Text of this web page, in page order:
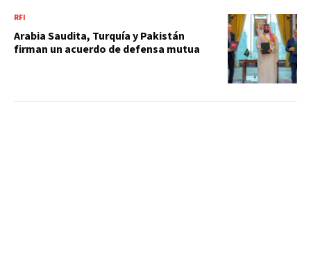
RFI
Arabia Saudita, Turquía y Pakistán
firman un acuerdo de defensa mutua